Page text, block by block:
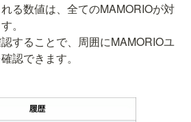
る数値は、全てのMAMORIOが対
。
することで、周囲にMAMORIOユ
認できます。